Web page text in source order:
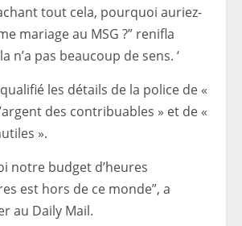
tout cela, pourquoi auriez-
mariage au MSG ?” renifla
n’a pas beaucoup de sens. ‘
les détails de la police de «
des contribuables » et de «
».
notre budget d’heures
est hors de ce monde”, a
au Daily Mail.